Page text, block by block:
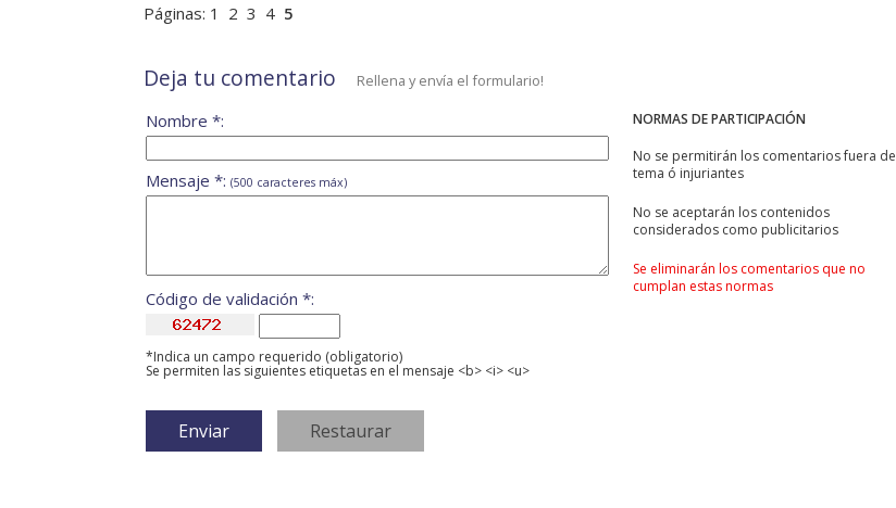
Páginas: 1 2 3 4 5
Deja tu comentario Rellena y envía el formulario!
NORMAS DE PARTICIPACIÓN
No se permitirán los comentarios fuera de
tema ó injuriantes
No se aceptarán los contenidos
considerados como publicitarios
Se eliminarán los comentarios que no
cumplan estas normas
Nombre *:
Mensaje *: (500 caracteres máx)
Código de validación *:
*Indica un campo requerido (obligatorio)
Se permiten las siguientes etiquetas en el mensaje <b> <i> <u>